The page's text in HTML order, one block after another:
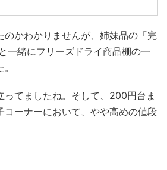
のかわかりませんが、姉妹品の「完
一緒にフリーズドライ商品棚の一
ってましたね。そして、200円台ま
コーナーにおいて、やや高めの値段